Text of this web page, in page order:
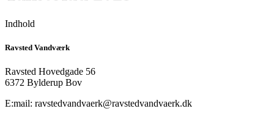
Indhold
Ravsted Vandværk
Ravsted Hovedgade 56
6372 Bylderup Bov
E:mail: ravstedvandvaerk@ravstedvandvaerk.dk